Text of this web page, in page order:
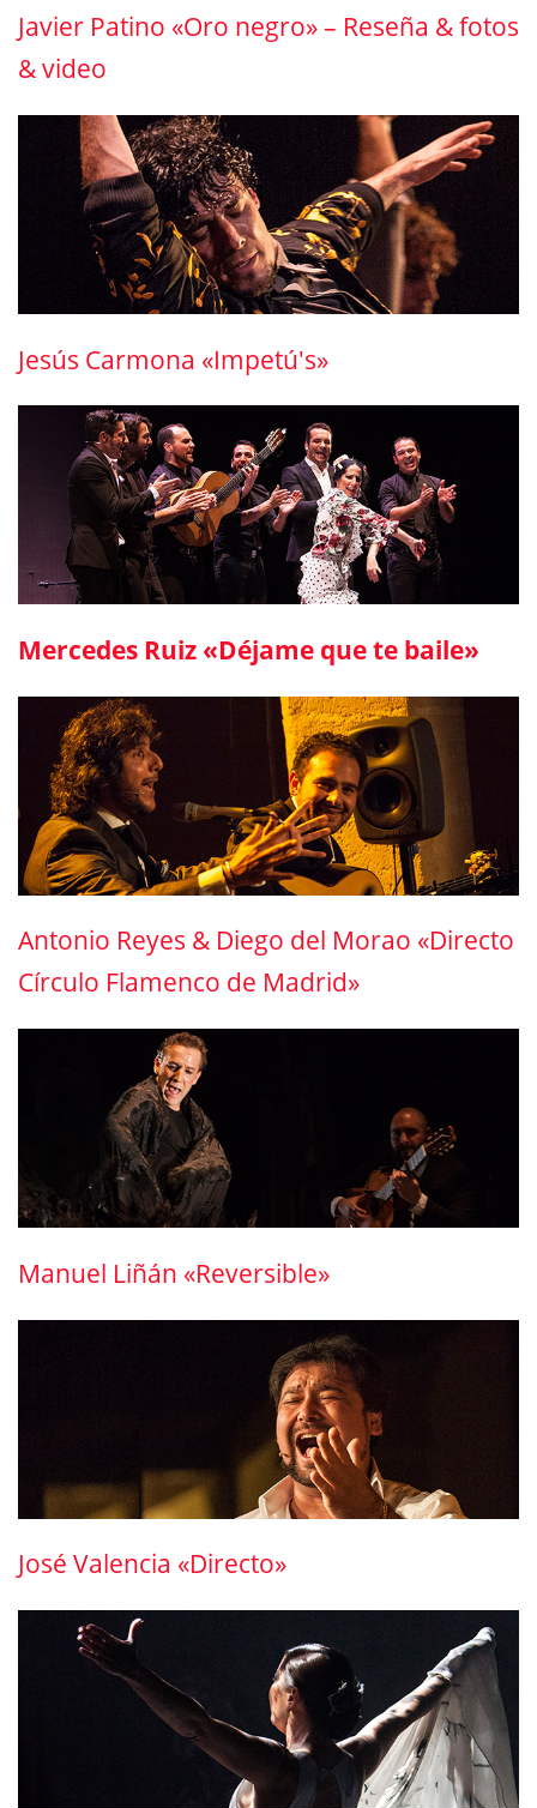
Javier Patino «Oro negro» – Reseña & fotos
& video
Jesús Carmona «Impetú's»
Mercedes Ruiz «Déjame que te baile»
Antonio Reyes & Diego del Morao «Directo
Círculo Flamenco de Madrid»
Manuel Liñán «Reversible»
José Valencia «Directo»